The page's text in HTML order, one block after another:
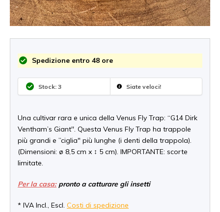
Spedizione entro 48 ore
Stock: 3 Siate veloci!
Una cultivar rara e unica della Venus Fly Trap: “G14 Dirk
Ventham’s Giant''. Questa Venus Fly Trap ha trappole
più grandi e ”ciglia" più lunghe (i denti della trappola).
(Dimensioni: ø 8,5 cm x ↕ 5 cm). IMPORTANTE: scorte
limitate.
Per la casa:pronto a catturare gli insetti
* IVA Incl., Escl. Costi di spedizione